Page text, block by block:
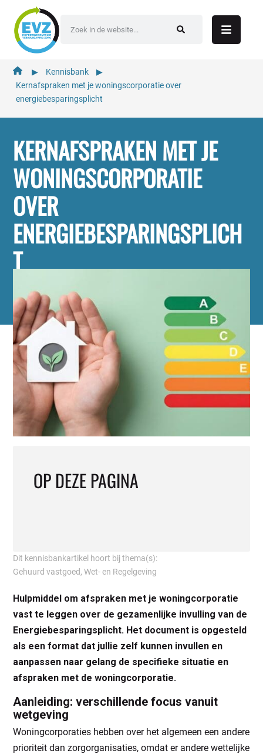
inhoud
▶︎ Kennisbank
▶︎
Kernafspraken met je woningscorporatie over
energiebesparingsplicht
KERNAFSPRAKEN MET JE
WONINGSCORPORATIE
OVER
ENERGIEBESPARINGSPLICH
T
Hulpmiddel
OP DEZE PAGINA
Dit kennisbankartikel hoort bij thema(s):
Gehuurd vastgoed,Wet- en Regelgeving
Hulpmiddel om afspraken met je woningcorporatie
vast te leggen over de gezamenlijke invulling van de
Energiebesparingsplicht. Het document is opgesteld
als een format dat jullie zelf kunnen invullen en
aanpassen naar gelang de specifieke situatie en
afspraken met de woningcorporatie.
Aanleiding: verschillende focus vanuit
wetgeving
Woningcorporaties hebben over het algemeen een andere
prioriteit dan zorgorganisaties, omdat er andere wettelijke